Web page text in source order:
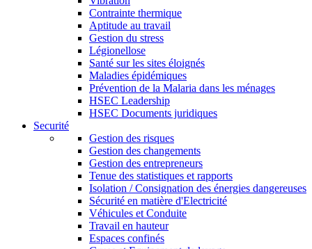
Contrainte thermique
Aptitude au travail
Gestion du stress
Légionellose
Santé sur les sites éloignés
Maladies épidémiques
Prévention de la Malaria dans les ménages
HSEC Leadership
HSEC Documents juridiques
Securité
Gestion des risques
Gestion des changements
Gestion des entrepreneurs
Tenue des statistiques et rapports
Isolation / Consignation des énergies dangereuses
Sécurité en matière d'Electricité
Véhicules et Conduite
Travail en hauteur
Espaces confinés